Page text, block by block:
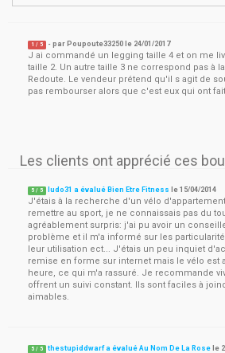
1 / 5 - par Poupoute33250 le 24/01/2017
J ai commandé un legging taille 4 et on me
taille 2. Un autre taille 3 ne correspond pas à
Redoute. Le vendeur prétend qu'il s agit de
pas rembourser alors que c'est eux qui ont
Les clients ont apprécié ces
5 / 5 ludo31 a évalué Bien Etre Fitness le15/04/2014
J'étais à la recherche d'un vélo
remettre au sport, je ne connaissais pas du
agréablement surpris: j'ai pu avoir un
problème et il m'a informé sur les
leur utilisation ect... J'étais un peu inquiet
remise en forme sur internet mais le vélo est
heure, ce qui m'a rassuré. Je recommande
offrent un suivi constant. Ils sont faciles à
aimables.
5 / 5 thestupiddwarf a évalué Au Nom De La Rose le